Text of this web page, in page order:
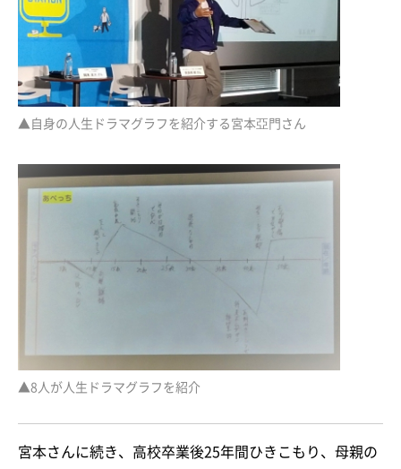
▲自身の人生ドラマグラフを紹介する宮本亞門さん
▲8人が人生ドラマグラフを紹介
宮本さんに続き、高校卒業後25年間ひきこもり、母親の